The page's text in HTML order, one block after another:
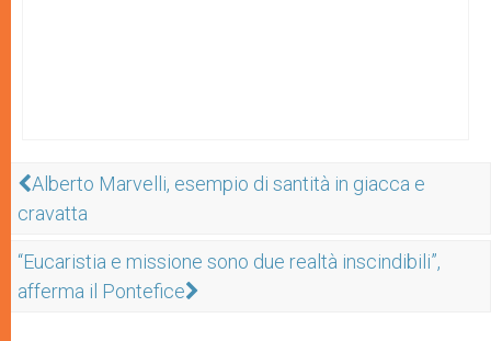
Alberto Marvelli, esempio di santità in giacca e
cravatta
“Eucaristia e missione sono due realtà inscindibili”,
afferma il Pontefice